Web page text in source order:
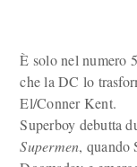
È solo nel numero
che la DC lo
El/Conner Kent.
Superboy debutta
Supermen, quando